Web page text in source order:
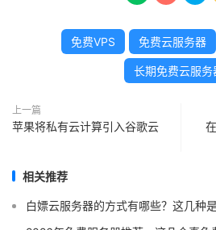
免费VPS 免费云服务器
长期免费云服务
上一篇
苹果将​​私有云计算引入谷歌云
相关推荐
白嫖云服务器的方式有哪些？这几种